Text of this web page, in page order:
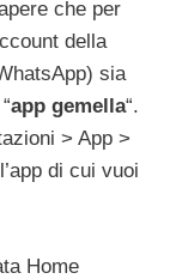
che per
della
sia
app gemella“.
> App >
di cui vuoi
Home